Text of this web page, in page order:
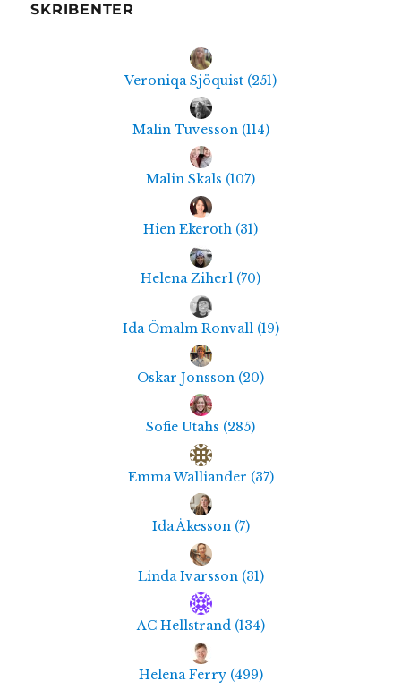
SKRIBENTER
Veroniqa Sjöquist (251)
Malin Tuvesson (114)
Malin Skals (107)
Hien Ekeroth (31)
Helena Ziherl (70)
Ida Ömalm Ronvall (19)
Oskar Jonsson (20)
Sofie Utahs (285)
Emma Walliander (37)
Ida Åkesson (7)
Linda Ivarsson (31)
AC Hellstrand (134)
Helena Ferry (499)